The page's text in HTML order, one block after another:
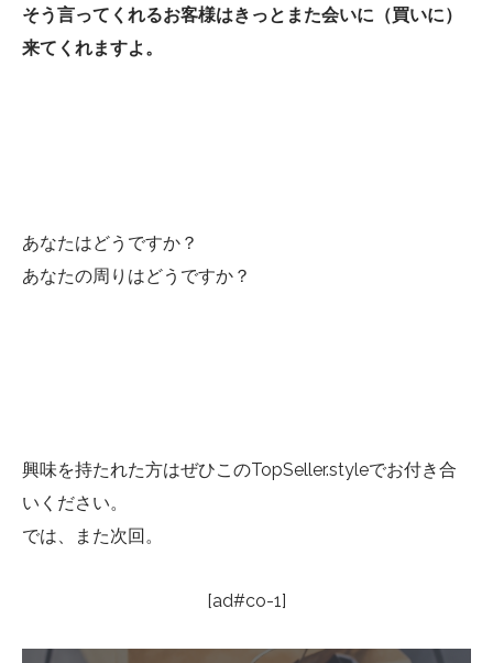
そう言ってくれるお客様はきっとまた会いに（買いに）
来てくれますよ。
あなたはどうですか？
あなたの周りはどうですか？
興味を持たれた方はぜひこのTopSeller.styleでお付き合
いください。
では、また次回。
[ad#co-1]